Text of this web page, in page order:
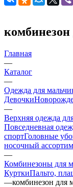
Главная
—
Каталог
—
Одежда для
Девочки
—
Верхняя одежда
Повседневная
спортГоловные
носочный
—
Комбинезоны для
КурткиПальто,
—комбинезон для